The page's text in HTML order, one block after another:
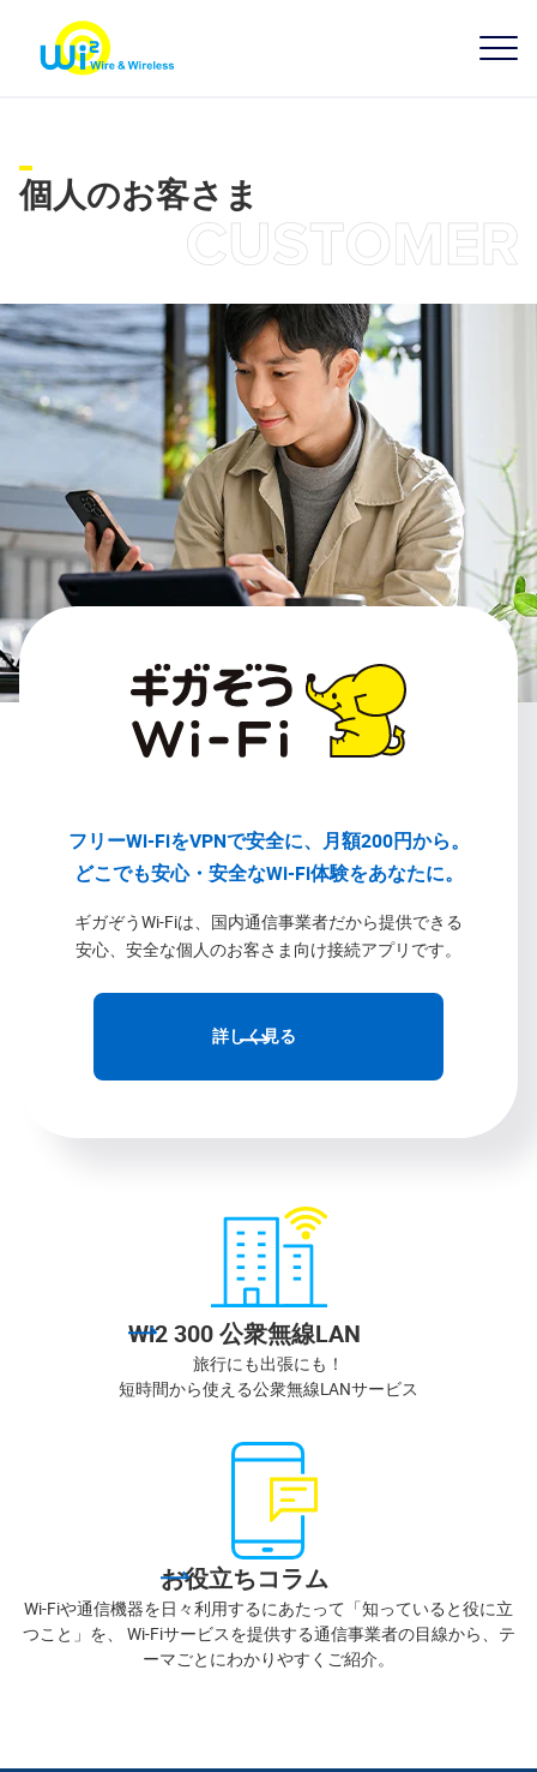
個人のお客さま
フリーWi-FiをVPNで安全に、月額200円から。
どこでも安心・安全なWi-Fi体験をあなたに。
ギガぞうWi-Fiは、国内通信事業者だから提供できる
安心、安全な個人のお客さま向け接続アプリです。
詳しく見る
Wi2 300 公衆無線LAN
旅行にも出張にも！
短時間から使える公衆無線LANサービス
お役立ちコラム
Wi-Fiや通信機器を日々利用するにあたって「知っていると役に立
つこと」を、 Wi-Fiサービスを提供する通信事業者の目線から、テ
ーマごとにわかりやすくご紹介。